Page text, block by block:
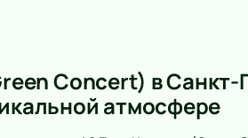
Concert) в Санкт-
атмосфере